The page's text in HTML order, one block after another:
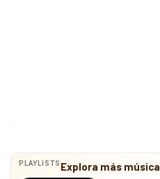
PLAYLISTS Explora más música